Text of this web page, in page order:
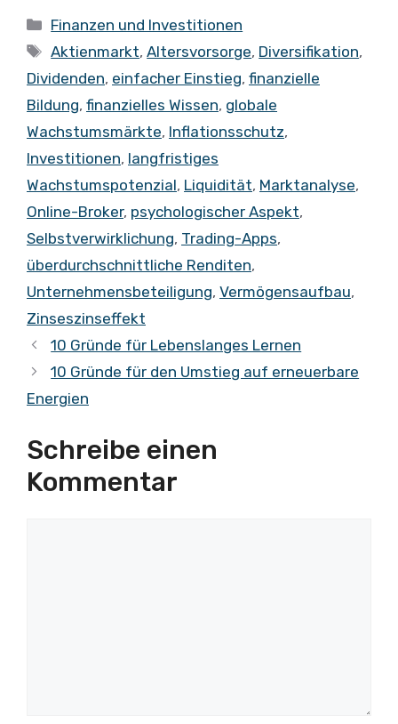
Kategorien
Finanzen und Investitionen
Schlagwörter
Aktienmarkt,Altersvorsorge, Diversifikation,
Dividenden, einfacher Einstieg, finanzielle
Bildung, finanzielles Wissen, globale
Wachstumsmärkte, Inflationsschutz,
Investitionen, langfristiges
Wachstumspotenzial, Liquidität, Marktanalyse,
Online-Broker, psychologischer Aspekt,
Selbstverwirklichung, Trading-Apps,
überdurchschnittliche Renditen,
Unternehmensbeteiligung, Vermögensaufbau,
Zinseszinseffekt
10 Gründe für Lebenslanges Lernen
10 Gründe für den Umstieg auf erneuerbare
Energien
Schreibe einen
Kommentar